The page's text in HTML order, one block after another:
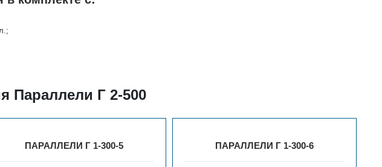
Параллели Г 2-500
ПАРАЛЛЕЛИ Г 1-300-5 ПАРАЛЛЕЛИ Г 1-300-6